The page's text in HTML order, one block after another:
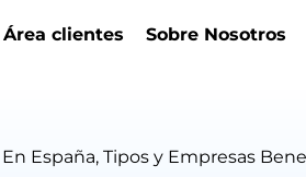
Área clientes Sobre Nosotros
España, Tipos y Empresas